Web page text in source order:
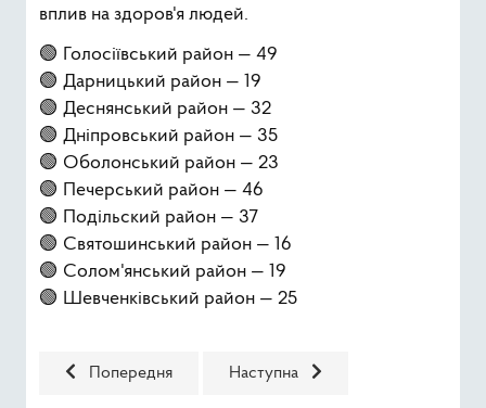
вплив на здоров'я людей.
🟢 Голосіївський район — 49
🟢 Дарницький район — 19
🟢 Деснянський район — 32
🟢 Дніпровський район — 35
🟢 Оболонський район — 23
🟢 Печерський район — 46
🟢 Подільский район — 37
🟢 Святошинський район — 16
🟢 Солом'янський район — 19
🟢 Шевченківський район — 25
Попередня стаття: Радіаційний фон в Запорізькій
Попередня Наступна стаття: Якість повітря у
Наступна